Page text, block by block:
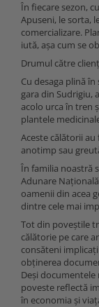
În fiecare sezon,
Apuseni, le sorta,
comercializare.
iută, așa cum se
Drumul către
Cu desaga plină
gara din Sudrigiu,
acolo urca în tren
plantele
Aceste călătorii
anotimp sau
În familia noastră
Adunare
oamenii din acea
dintre cele mai
Tot din poveștile
călătorie pe care
consăteni
obținerea
Deși documentele
poveste reflectă
în economia și